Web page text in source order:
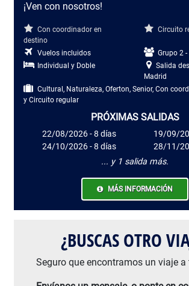
¡Ven con nosotros!
Con coordinador en
destino
Circuito
Vuelos incluidos
Grupo 2 -
Individual y Doble
Salida
Madrid
Cultural, Naturaleza, Oferton, Senior, Con
y Circuito regular
PRÓXIMAS SALIDAS
22/08/2026 - 8 días
19/09/
24/10/2026 - 8 días
28/11/
... y 1 salida más.
MÁS INFORMACIÓN
¿BUSCAS OTRO
Seguro que encontramos un viaje a